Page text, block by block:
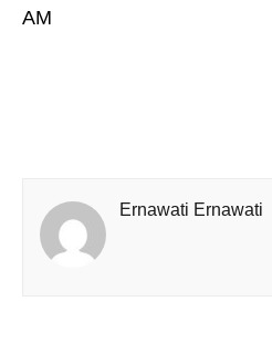
AM
Ernawati Ernawati